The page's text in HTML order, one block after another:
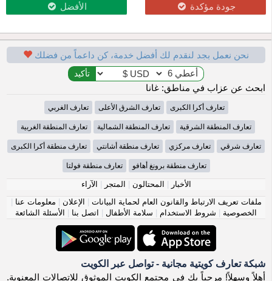
جودة مؤكدة الأفضل
نحن نعمل بجد لنقدم لك أفضل خدمة، كن داعماً من فضلك
ابحث عن عزاب في مناطق: غانا
تعارف أكرا الكبرى تعارف الشرق الأعلى تعارف الغربي
تعارف المنطقة الشرقية تعارف المنطقة الشمالية تعارف المنطقة الغربية
تعارف شرقي تعارف مركزي تعارف منطقة أشانتي تعارف منطقة أكرا الكبرى
تعارف منطقة برونغ أهافو تعارف منطقة فولتا
الأخبار | المحتالون | المتجر | الآراء
ملفات تعريف الارتباط والقانون العام لحماية البيانات | الإعلان | معلومات عنا |
الخصوصية | شروط الاستخدام | سلامة الأطفال | اتصل بنا | الأسئلة الشائعة
شبكة تعارف كويتية مجانية - تواصل عبر الكويت
أهلاً وسهلاً! مرحباً بك في مجتمع الكويت الموثوق للاتصالات المعنوية.